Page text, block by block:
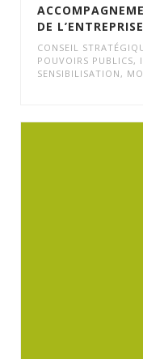
DE
CONSEIL
POUVOIRS PUBLICS,
SENSIBILISATION ,